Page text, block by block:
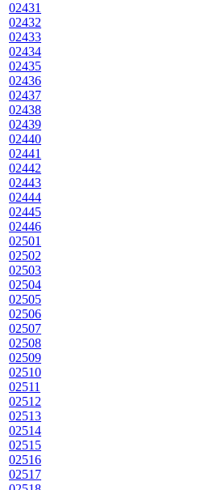
02431
02432
02433
02434
02435
02436
02437
02438
02439
02440
02441
02442
02443
02444
02445
02446
02501
02502
02503
02504
02505
02506
02507
02508
02509
02510
02511
02512
02513
02514
02515
02516
02517